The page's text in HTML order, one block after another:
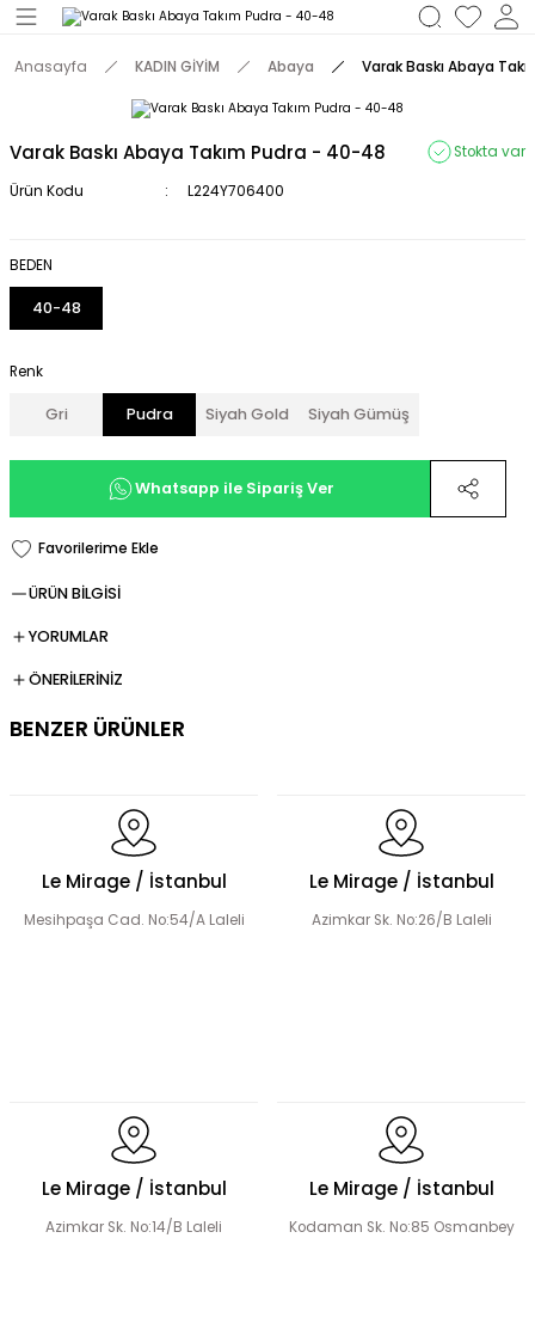
Anasayfa KADIN GİYİM Abaya Varak Baskı Abaya
Varak Baskı Abaya Takım Pudra - 40-48 Stokta var
Ürün Kodu L224Y706400
BEDEN
40-48
Renk
Gri Pudra Siyah Gold Siyah Gümüş
Whatsapp ile Sipariş Ver
ÜRÜN BİLGİSİ
YORUMLAR
ÖNERİLERİNİZ
BENZER ÜRÜNLER
Le Mirage / İstanbul
Mesihpaşa Cad. No:54/A Laleli
Le Mirage / İstanbul
Azimkar Sk. No:26/B Laleli
Le Mirage / İstanbul
Azimkar Sk. No:14/B Laleli
Le Mirage / İstanbul
Kodaman Sk. No:85 Osmanbey